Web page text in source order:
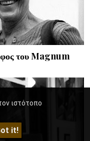
του Magnum
ιστότοπο
it!